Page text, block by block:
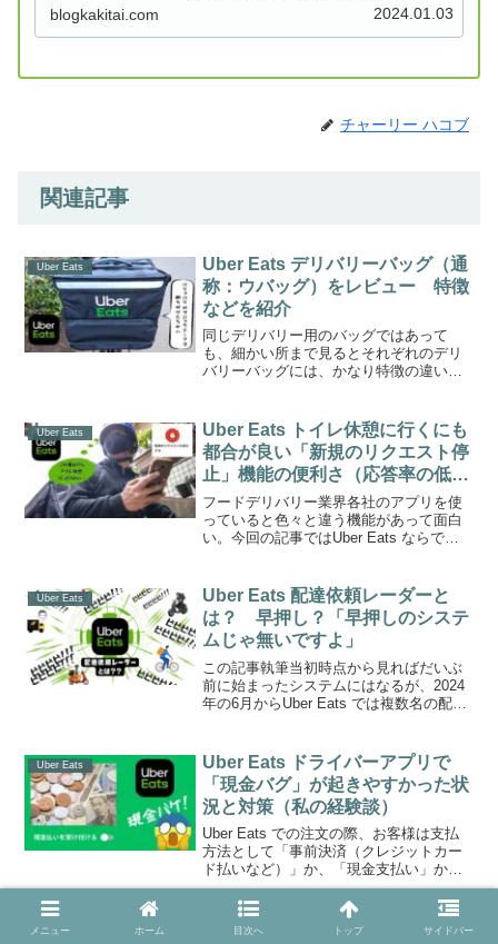
がある。今回の記事では、このマップアプリの中
blogkakitai.com 2024.01.03
チャーリー ハコブ
関連記事
Uber Eats
Uber Eats デリバリーバッグ（通
称：ウバッグ）をレビュー 特徴
などを紹介
同じデリバリー用のバッグではあって
も、細かい所まで見るとそれぞれのデリ
バリーバッグには、かなり特徴の違いが
グとの比較もしながら、Uber Eats バッ
グの特徴...
Uber Eats
Uber Eats トイレ休憩に行くにも
都合が良い「新規のリクエスト停
止」機能の便利さ（応答率の低下
防止にも）
フードデリバリー業界各社のアプリを使
っていると色々と違う機能があって面白
い。今回の記事ではUber Eats ならでは
一つ言っておきたいのは、私配達中にお
腹が痛くなる...
Uber Eats
Uber Eats 配達依頼レーダーと
は？ 早押し？「早押しのシステ
ムじゃ無いですよ」
この記事執筆当初時点から見ればだいぶ
前に始まったシステムにはなるが、2024
年の6月からUber Eats では複数名の配達
が始まった。Uber Eats では配達稼働...
Uber Eats
Uber Eats ドライバーアプリで
「現金バグ」が起きやすかった状
況と対策（私の経験談）
Uber Eats での注文の際、お客様は支払
方法として「事前決済（クレジットカー
ド払いなど）」か、「現金支払い」か、
を選べるようになっている。そして配達
パートナー側としてはドライバーアプリ
上で、「現金支払いと事前決済の両方の
お客様に対応す...
Uber Eats
Uber Eats 配達報酬のみつお
メニュー ホーム 目次へ トップ サイドバー